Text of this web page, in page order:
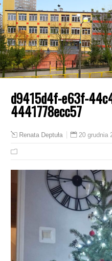
d9415d4f-e63f-
4441778ecc57
Renata Deptuła 20 grudnia